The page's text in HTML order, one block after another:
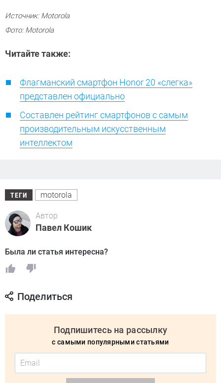
Источник: Motorola
Фото: Motorola
Читайте также:
Флагманский смартфон Honor 20 «слегка»
представлен официально
Составлен рейтинг смартфонов с самым
производительным искусственным
интеллектом
ТЕГИ motorola
Автор
Павел Кошик
Была ли статья интересна?
Поделиться
Подпишитесь на рассылку
с самыми популярными статьями